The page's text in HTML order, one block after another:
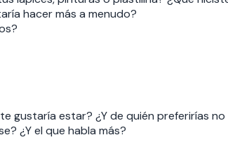
hacer más a menudo?
gustaría estar? ¿Y de quién preferirías
¿Y el que habla más?